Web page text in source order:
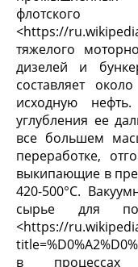
<https://
тяжелого
дизелей и
составляет
исходную
углубления ее
все большем
переработке,
выкипающие в
420-500°С.
сырье для
<https://
в процессах